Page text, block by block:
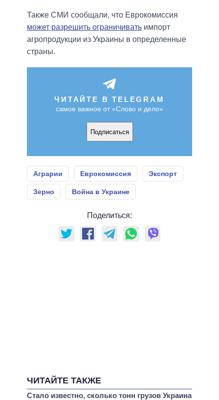
Также СМИ сообщали, что Еврокомиссия
может разрешить ограничивать импорт
агропродукции из Украины в определенные
страны.
ЧИТАЙТЕ В TELEGRAM
самое важное от «Слово и дело»
Подписаться
Аграрии Еврокомиссия Экспорт
Зерно Война в Украине
Поделиться:
ЧИТАЙТЕ ТАКЖЕ
Стало известно, сколько тонн грузов Украина